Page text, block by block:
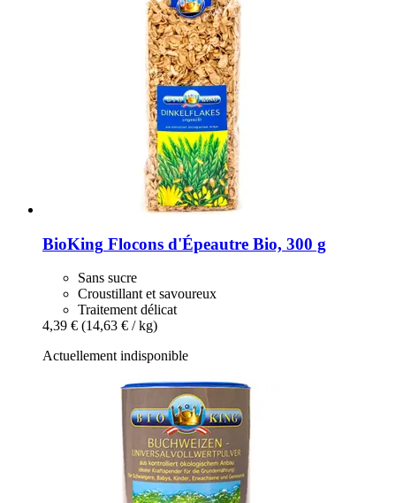
BioKing Flocons d'Épeautre Bio, 300 g
Sans sucre
Croustillant et savoureux
Traitement délicat
4,39 € (14,63 € / kg)
Actuellement indisponible